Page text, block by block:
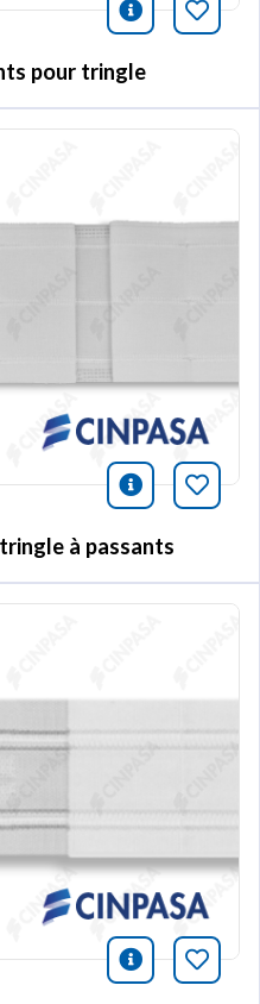
icono
pour tringle
icono
à passants
icono